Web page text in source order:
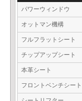
パワーウィンドウ
オットマン機構
フルフラットシート
チップアップシート
本革シート
フロントベンチシート